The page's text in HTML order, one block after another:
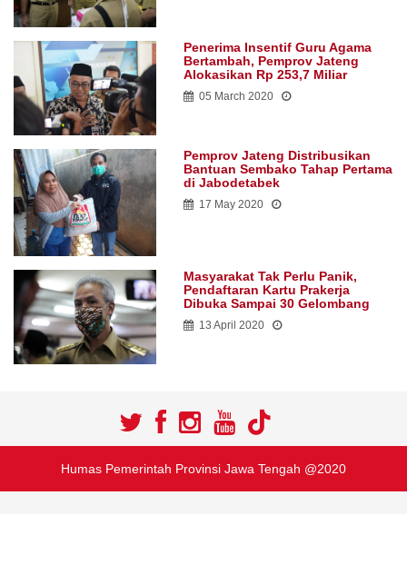
Penerima Insentif Guru Agama
Bertambah, Pemprov Jateng
Alokasikan Rp 253,7 Miliar
05 March 2020
Pemprov Jateng Distribusikan
Bantuan Sembako Tahap Pertama
di Jabodetabek
17 May 2020
Masyarakat Tak Perlu Panik,
Pendaftaran Kartu Prakerja
Dibuka Sampai 30 Gelombang
13 April 2020
Humas Pemerintah Provinsi Jawa Tengah @2020